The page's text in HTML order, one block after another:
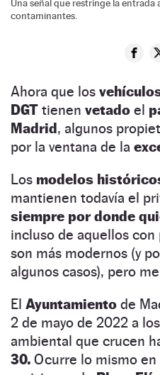
Una señal que restringe la
contaminantes.
Ahora que los
DGT tienen vetado el
Madrid, algunos
por la ventana de la
Los modelos
mantienen todavía el
siempre por donde
incluso de aquellos con
son más modernos (y
algunos casos), pero
El Ayuntamiento de
2 de mayo de 2022 a
ambiental que crucen
30. Ocurre lo mismo en